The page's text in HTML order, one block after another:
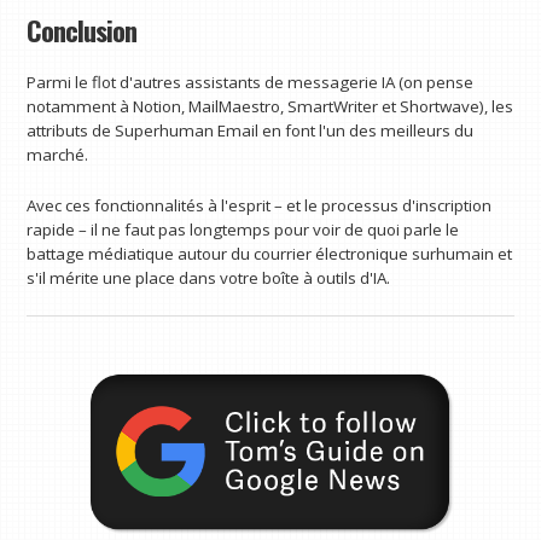
Conclusion
Parmi le flot d'autres assistants de messagerie IA (on pense
notamment à Notion, MailMaestro, SmartWriter et Shortwave), les
attributs de Superhuman Email en font l'un des meilleurs du
marché.
Avec ces fonctionnalités à l'esprit – et le processus d'inscription
rapide – il ne faut pas longtemps pour voir de quoi parle le
battage médiatique autour du courrier électronique surhumain et
s'il mérite une place dans votre boîte à outils d'IA.